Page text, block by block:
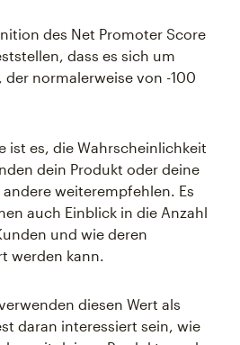
des Net Promoter Score
dass es sich um
normalerweise von -100
ist es, die Wahrscheinlichkeit
dein Produkt oder deine
weiterempfehlen. Es
auch Einblick in die Anzahl
und wie deren
werden kann.
diesen Wert als
daran interessiert sein, wie